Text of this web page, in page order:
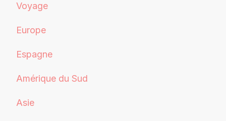
Voyage
Europe
Espagne
Amérique du Sud
Asie